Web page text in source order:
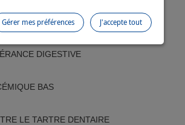
DU POIDS
DIGESTIVE
BAS
LE TARTRE DENTAIRE
J'accepte tout
Gérer mes préférences